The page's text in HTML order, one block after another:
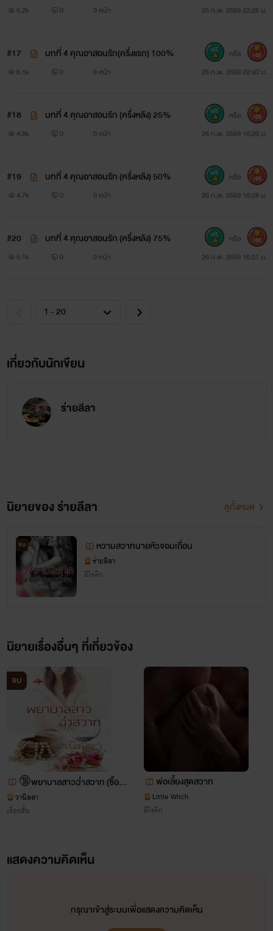
5.2k 0 0 หน้า 25 ก.พ. 2559 22:26 น.
#17 บทที่ 4 คุณอาสอนรัก(ครึ่งแรก) 100%
6.1k 0 0 หน้า 25 ก.พ. 2559 22:30 น.
หรือ 100
#18 บทที่ 4 คุณอาสอนรัก (ครึ่งหลัง) 25%
4.8k 0 0 หน้า 26 ก.พ. 2559 16:26 น.
หรือ 100
#19 บทที่ 4 คุณอาสอนรัก (ครึ่งหลัง) 50%
4.7k 0 0 หน้า 26 ก.พ. 2559 16:28 น.
หรือ 100
#20 บทที่ 4 คุณอาสอนรัก (ครึ่งหลัง) 75%
5.1k 0 0 หน้า 26 ก.พ. 2559 16:31 น.
หรือ 100
เกี่ยวกับนักเขียน
ร่ายลีลา
นิยายของ ร่ายลีลา ดูทั้งหมด
จบ หวามสวาทนายหัวจอมเถื่อน
ร่ายลีลา
อีโรติก
นิยายเรื่องอื่นๆ ที่เกี่ยวข้อง
จบ
🔞พยาบาลสาวฉ่ำสวาท (ซื้อทั้ง
ชุดลด 30%) 💋💋
วานิลลา
เรื่องสั้น
พ่อเลี้ยงสุดสวาท
Little Witch
อีโรติก
แสดงความคิดเห็น
กรุณาเข้าสู่ระบบเพื่อแสดงความคิดเห็น